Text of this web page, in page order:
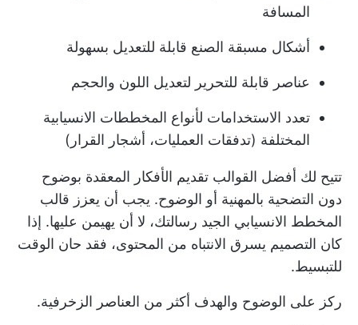
المسافة
أشكال مسبقة الصنع قابلة للتعديل بسهولة
عناصر قابلة للتحرير لتعديل اللون والحجم
تعدد الاستخدامات لأنواع المخططات الانسيابية
المختلفة (تدفقات العمليات، أشجار القرار)
تتيح لك أفضل القوالب تقديم الأفكار المعقدة بوضوح
دون التضحية بالمهنية أو الوضوح. يجب أن يعزز قالب
المخطط الانسيابي الجيد رسالتك، لا أن يهيمن عليها. إذا
كان التصميم يسرق الانتباه من المحتوى، فقد حان الوقت
للتبسيط.
ركز على الوضوح والهدف أكثر من العناصر الزخرفية.